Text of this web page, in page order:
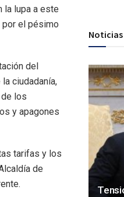
la lupa a este
por el pésimo
del
ciudadanía,
los
y apagones
tarifas y los
de
Noticias